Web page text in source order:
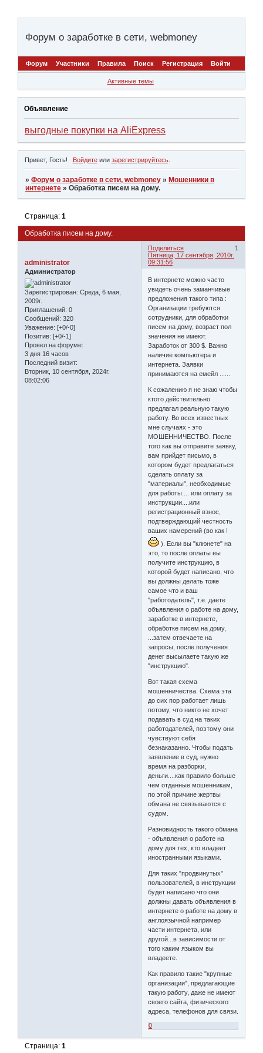
Форум о заработке в сети, webmoney
Форум Участники Правила Поиск Регистрация Войти
Активные темы
Объявление
выгодные покупки на AliExpress
Привет, Гость! Войдитеили зарегистрируйтесь.
»Форум о заработке в сети, webmoney » Мошенники в
интернете »Обработка писем на дому.
Обработка писем на дому.
Страница:1
Поделиться
1
Пятница, 17 сентября, 2010г.
09:31:56
administrator
Администратор
Зарегистрирован: Среда, 6 мая,
2009г.
Приглашений: 0
Сообщений: 320
Уважение: [+0/-0]
Позитив: [+0/-1]
Провел на форуме:
3 дня 16 часов
Последний визит:
Вторник, 10 сентября, 2024г.
08:02:06
В интернете можно часто
увидеть очень заманчивые
предложения такого типа :
Организации требуются
сотрудники, для обработки
писем на дому, возраст пол
значения не имеют.
Заработок от 300 $. Важно
наличие компьютера и
интернета. Заявки
принимаются на емейл ......
К сожалению я не знаю чтобы
ктото действительно
предлагал реальную такую
работу. Во всех известных
мне случаях - это
МОШЕННИЧЕСТВО. После
того как вы отправите заявку,
вам прийдет письмо, в
котором будет предлагаться
сделать оплату за
"материалы", необходимые
для работы.... или оплату за
инструкции....или
регистрационный взнос,
подтверждающий честность
ваших намерений (во как !
). Если вы "клюнете" на
это, то после оплаты вы
получите инструкцию, в
которой будет написано, что
вы должны делать тоже
самое что и ваш
"работодатель", т.е. даете
объявления о работе на дому,
заработке в интернете,
обработке писем на дому,
...затем отвечаете на
запросы, после получения
денег высылаете такую же
"инструкцию".
Вот такая схема
мошенничества. Схема эта
до сих пор работает лишь
потому, что никто не хочет
подавать в суд на таких
работодателей, поэтому они
чувствуют себя
безнаказанно. Чтобы подать
заявление в суд, нужно
время на разборки,
деньги....как правило больше
чем отданные мошенникам,
по этой причине жертвы
обмана не связываются с
судом.
Разновидность такого обмана
- объявления о работе на
дому для тех, кто владеет
иностранными языками.
Для таких "продвинутых"
пользователей, в инструкции
будет написано что они
должны давать объявления в
интернете о работе на дому в
англоязычной например
части интернета, или
другой...в зависимости от
того каким языком вы
владеете.
Как правило такие "крупные
организации", предлагающие
такую работу, даже не имеют
своего сайта, физического
адреса, телефонов для связи.
0
Страница:1